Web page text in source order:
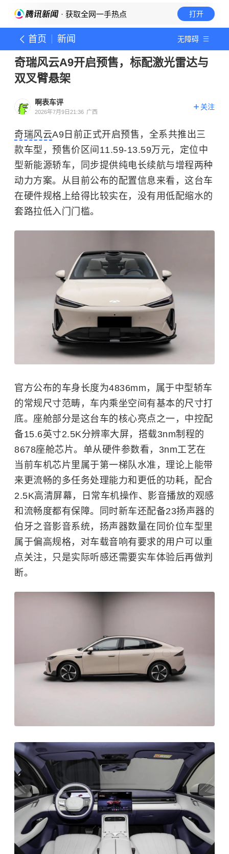
· 获取全网一手热点 打开
首页 新闻 无障碍
奇瑞风云A9开启预售，标配激光雷达与
双叉臂悬架
啊表车评
2026年7月9日21:36 广西
关注
奇瑞风云A9日前正式开启预售，全系共推出三
款车型，预售价区间11.59-13.59万元，定位中
型新能源轿车，同步提供纯电长续航与增程两种
动力方案。从目前公布的配置信息来看，这台车
在硬件规格上给得比较实在，没有用低配缩水的
套路拉低入门门槛。
官方公布的车身长度为4836mm，属于中型轿车
的常规尺寸范畴，车内乘坐空间有基本的尺寸打
底。座舱部分是这台车的核心亮点之一，中控配
备15.6英寸2.5K分辨率大屏，搭载3nm制程的
8678座舱芯片。单从硬件参数看，3nm工艺在
当前车机芯片里属于第一梯队水准，理论上能带
来更流畅的多任务处理能力和更低的功耗，配合
2.5K高清屏幕，日常车机操作、影音播放的观感
和流畅度都有保障。同时新车还配备23扬声器的
伯牙之音影音系统，扬声器数量在同价位车型里
属于偏高规格，对车载音响有要求的用户可以重
点关注，只是实际听感还需要实车体验后再做判
断。